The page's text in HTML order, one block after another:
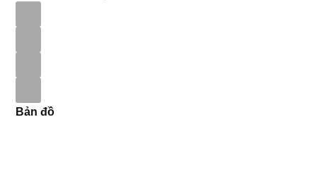
Bản đồ